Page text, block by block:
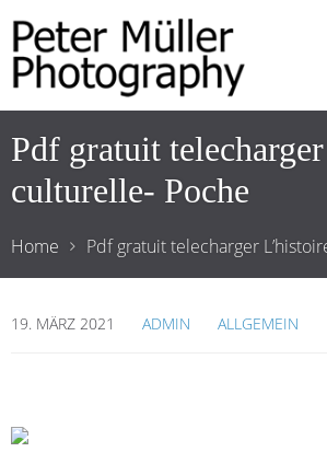
Pdf gratuit
culturelle- Poche
Home Pdf gratuit telecharger
19. MÄRZ 2021 ADMIN ALLGEMEIN